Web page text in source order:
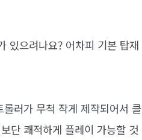
있으려나요? 어차피 기본 탑재
러가 무척 작게 제작되어서 클
단 쾌적하게 플레이 가능할 것